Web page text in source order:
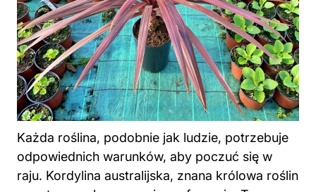
Każda roślina, podobnie jak ludzie, potrzebuje
odpowiednich warunków, aby poczuć się w
raju. Kordylina australijska, znana królowa roślin